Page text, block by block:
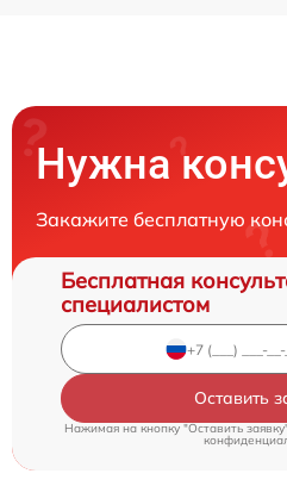
Нужна
Закажите бесплатную
Бесплатная
специалистом
Оставить
Нажимая на кнопку "Оставить